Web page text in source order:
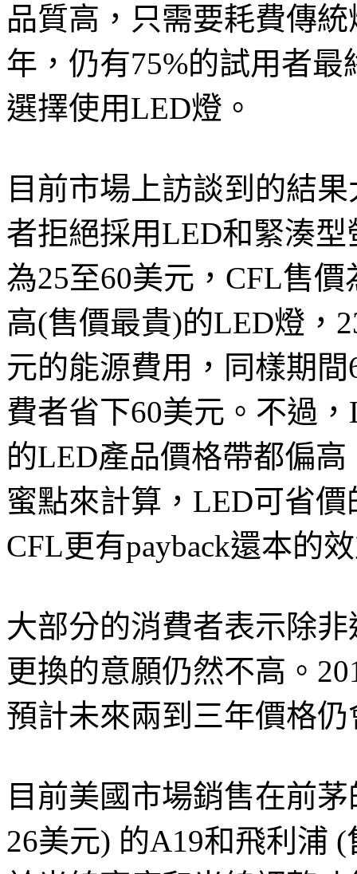
品質高，只需要耗費傳
年，仍有75%的試用者
選擇使用LED燈。
目前市場上訪談到的結
者拒絕採用LED和緊湊
為25至60美元，CFL售
高(售價最貴)的LED燈，
元的能源費用，同樣期
費者省下60美元。不過
的LED產品價格帶都偏
蜜點來計算，LED可省
CFL更有payback還本的
大部分的消費者表示除
更換的意願仍然不高。
預計未來兩到三年價格
目前美國市場銷售在前
26美元) 的A19和飛利浦